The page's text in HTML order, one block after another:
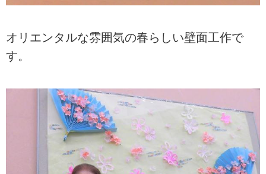
オリエンタルな雰囲気の春らしい壁面工作で
す。